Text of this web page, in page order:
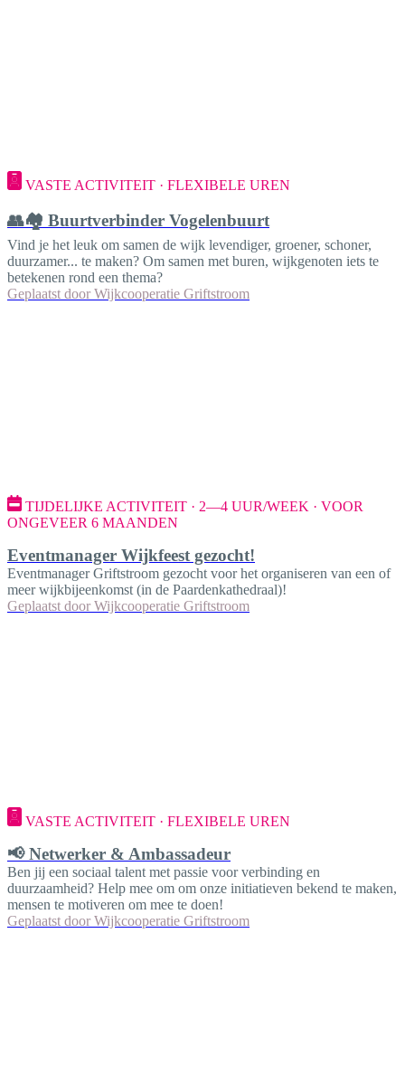
VASTE ACTIVITEIT · FLEXIBELE UREN
👥🏘️ Buurtverbinder Vogelenbuurt
Vind je het leuk om samen de wijk levendiger, groener, schoner,
duurzamer... te maken? Om samen met buren, wijkgenoten iets te
betekenen rond een thema?
Geplaatst door Wijkcooperatie Griftstroom
TIJDELIJKE ACTIVITEIT · 2—4 UUR/WEEK · VOOR
ONGEVEER 6 MAANDEN
Eventmanager Wijkfeest gezocht!
Eventmanager Griftstroom gezocht voor het organiseren van een of
meer wijkbijeenkomst (in de Paardenkathedraal)!
Geplaatst door Wijkcooperatie Griftstroom
VASTE ACTIVITEIT · FLEXIBELE UREN
📢 Netwerker & Ambassadeur
Ben jij een sociaal talent met passie voor verbinding en
duurzaamheid? Help mee om om onze initiatieven bekend te maken,
mensen te motiveren om mee te doen!
Geplaatst door Wijkcooperatie Griftstroom